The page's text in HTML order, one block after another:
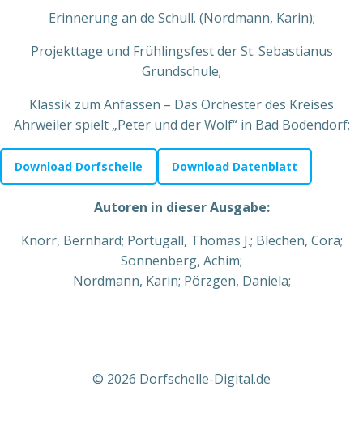
Erinnerung an de Schull. (Nordmann, Karin);
Projekttage und Frühlingsfest der St. Sebastianus
Grundschule;
Klassik zum Anfassen – Das Orchester des Kreises
Ahrweiler spielt „Peter und der Wolf“ in Bad Bodendorf;
Download Dorfschelle Download Datenblatt
Autoren in dieser Ausgabe:
Knorr, Bernhard; Portugall, Thomas J.; Blechen, Cora;
Sonnenberg, Achim;
Nordmann, Karin; Pörzgen, Daniela;
© 2026 Dorfschelle-Digital.de